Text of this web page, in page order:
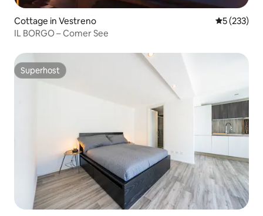
Cottage in Vestreno
5 (233)
IL BORGO – Comer See
Superhost
Superhost